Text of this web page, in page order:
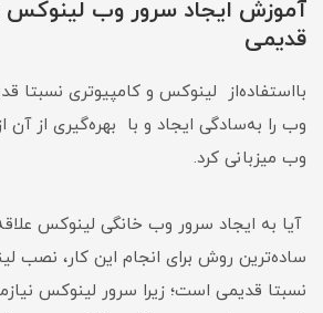
آموزش ایجاد سرور وب لینوکس
قدیمی
با‌استفاده‌از لینوکس و کامپیوتری نسبتا
وب را به‌سادگی ایجاد و با بهره‌گیری از
وب میزبانی کرد.
آیا به ایجاد سرور وب خانگی لینوکس
ساده‌ترین روش برای انجام این کار، نصب
نسبتا قدیمی است؛ زیرا سرور لینوکس